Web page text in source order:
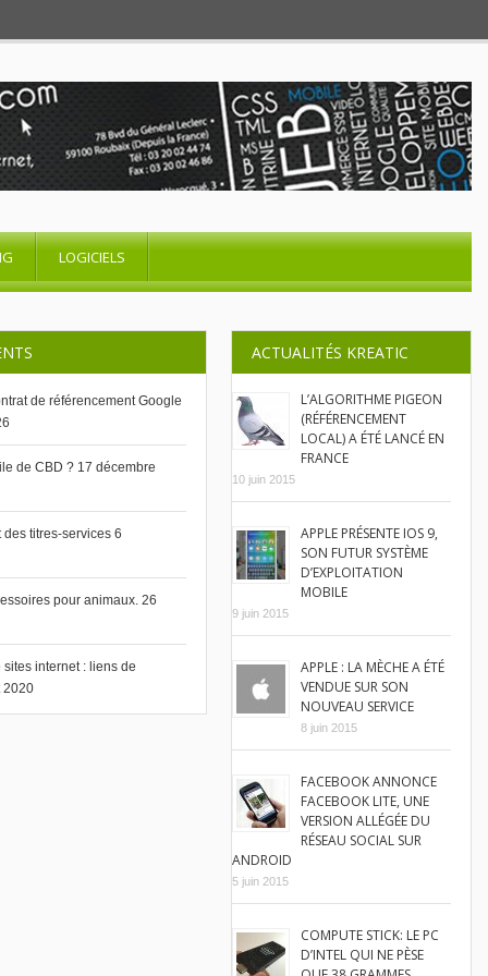
LOGICIELS
ACTUALITÉS KREATIC
L’ALGORITHME PIGEON
(RÉFÉRENCEMENT
LOCAL) A ÉTÉ LANCÉ EN
FRANCE
10 juin 2015
APPLE PRÉSENTE IOS 9,
SON FUTUR SYSTÈME
D’EXPLOITATION
MOBILE
9 juin 2015
APPLE : LA MÈCHE A ÉTÉ
VENDUE SUR SON
NOUVEAU SERVICE
8 juin 2015
FACEBOOK ANNONCE
FACEBOOK LITE, UNE
VERSION ALLÉGÉE DU
RÉSEAU SOCIAL SUR
ANDROID
5 juin 2015
COMPUTE STICK: LE PC
D’INTEL QUI NE PÈSE
de référencement Google
de CBD ? 17 décembre
des titres-services 6
pour animaux. 26
internet : liens de
2020